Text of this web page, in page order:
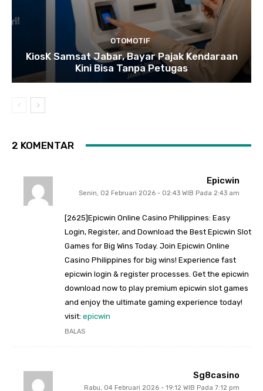
OTOMOTIF
KiosK Samsat Jabar, Bayar Pajak Kendaraan
Kini Bisa Tanpa Petugas
2 KOMENTAR
Epicwin
Senin, 02 Februari 2026 - 02:43 WIB Pada 2:43 am
[2625]Epicwin Online Casino Philippines: Easy
Login, Register, and Download the Best Epicwin Slot
Games for Big Wins Today. Join Epicwin Online
Casino Philippines for big wins! Experience fast
epicwin login & register processes. Get the epicwin
download now to play premium epicwin slot games
and enjoy the ultimate gaming experience today!
visit: epicwin
BALAS
Sg8casino
Rabu, 04 Februari 2026 - 19:12 WIB Pada 7:12 pm